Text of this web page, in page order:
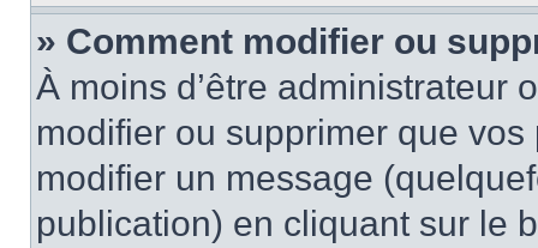
» Comment modifier ou
À moins d’être administrateur
modifier ou supprimer que
modifier un message
publication) en cliquant sur le